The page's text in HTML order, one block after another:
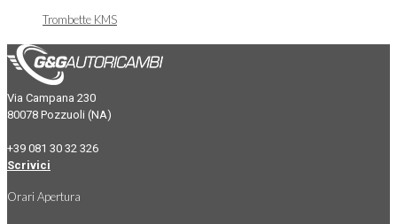
Trombette KMS
Via Campana 230
80078 Pozzuoli (NA)
+39 081 30 32 326
Scrivici
Orari Apertura